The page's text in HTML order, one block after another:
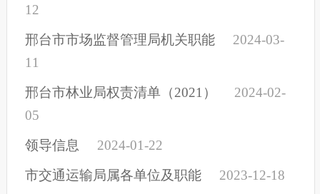
12
邢台市市场监督管理局机关职能
2024-03-
11
邢台市林业局权责清单（2021）
2024-02-
05
领导信息
2024-01-22
市交通运输局属各单位及职能
2023-12-18